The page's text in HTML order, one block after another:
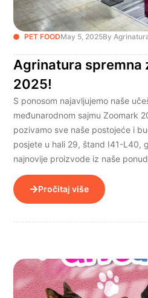
PET FOODMay 5, 2025By
Agrinatura spremna
2025!
S ponosom najavljujemo naše
međunarodnom sajmu Zoomark
pozivamo sve naše postojeće i
posjete u hali 29, štand I41-L40,
najnovije proizvode iz naše
Pročitaj više